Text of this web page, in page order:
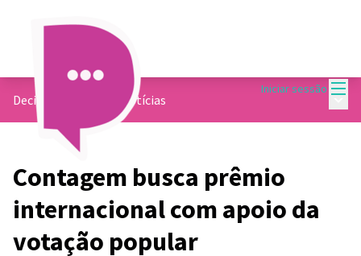
Iniciar sessão
Decide Contagem Notícias
Contagem busca prêmio
internacional com apoio da
votação popular